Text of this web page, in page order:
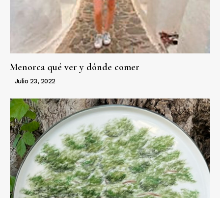
Menorca qué ver y dónde comer
Julio 23, 2022